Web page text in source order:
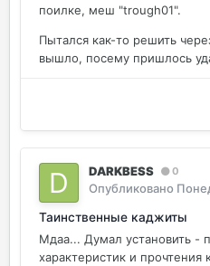
поилке, меш "trough01".
Пытался как-то решить
вышло, посему пришлось
DARKBESS 0
Опубликовано
Таинственные каджиты
Мдаа... Думал установить -
характеристик и